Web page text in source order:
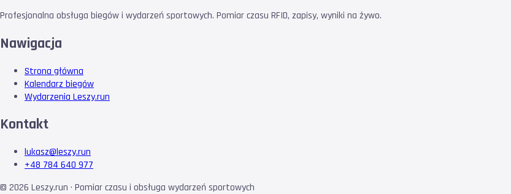
Profesjonalna obsługa biegów i wydarzeń sportowych. Pomiar czasu RFID, zapisy, wyniki na żywo.
Nawigacja
Strona główna
Kalendarz biegów
Wydarzenia Leszy.run
Kontakt
lukasz@leszy.run
+48 784 640 977
© 2026 Leszy.run · Pomiar czasu i obsługa wydarzeń sportowych